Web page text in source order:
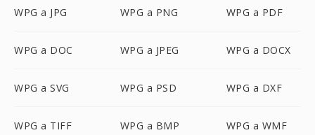
WPG a JPG WPG a PNG WPG a PDF
WPG a DOC WPG a JPEG WPG a DOCX
WPG a SVG WPG a PSD WPG a DXF
WPG a TIFF WPG a BMP WPG a WMF